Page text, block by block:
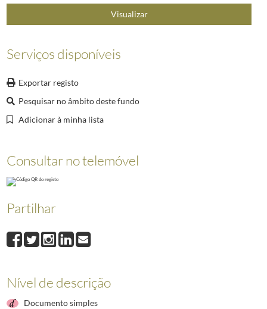
009Carta do Presidente da Assembleia da República, João Bosco Mota
Visualizar
Serviços disponíveis
Exportar registo
Pesquisar no âmbito deste fundo
Adicionar à minha lista
Consultar no telemóvel
Partilhar
Nível de descrição
Documento simples